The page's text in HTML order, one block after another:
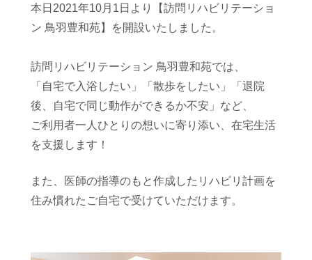
本日2021年10月1日より【訪問リハビリテーショ
ン 鳥羽豊和苑】を開設いたしました。
訪問リハビリテーション 鳥羽豊和苑では、
「自宅で入浴したい」「散歩をしたい」「退院
後、自宅で同じ動作ができるか不安」など、
ご利用者一人ひとりの想いに寄り添い、在宅生活
を支援します！
また、医師の指導のもと作成したリハビリ計画を
住み慣れたご自宅で受けていただけます。